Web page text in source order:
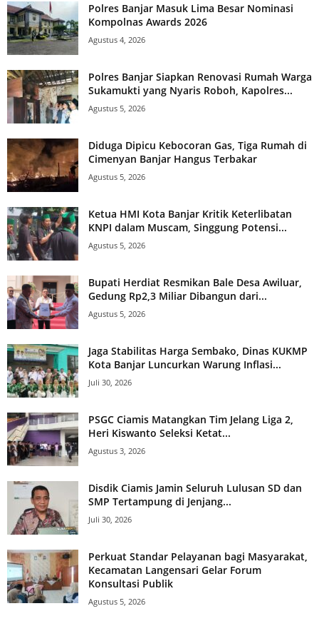
Polres Banjar Masuk Lima Besar Nominasi
Kompolnas Awards 2026
Agustus 4, 2026
Polres Banjar Siapkan Renovasi Rumah Warga
Sukamukti yang Nyaris Roboh, Kapolres...
Agustus 5, 2026
Diduga Dipicu Kebocoran Gas, Tiga Rumah di
Cimenyan Banjar Hangus Terbakar
Agustus 5, 2026
Ketua HMI Kota Banjar Kritik Keterlibatan
KNPI dalam Muscam, Singgung Potensi...
Agustus 5, 2026
Bupati Herdiat Resmikan Bale Desa Awiluar,
Gedung Rp2,3 Miliar Dibangun dari...
Agustus 5, 2026
Jaga Stabilitas Harga Sembako, Dinas KUKMP
Kota Banjar Luncurkan Warung Inflasi...
Juli 30, 2026
PSGC Ciamis Matangkan Tim Jelang Liga 2,
Heri Kiswanto Seleksi Ketat...
Agustus 3, 2026
Disdik Ciamis Jamin Seluruh Lulusan SD dan
SMP Tertampung di Jenjang...
Juli 30, 2026
Perkuat Standar Pelayanan bagi Masyarakat,
Kecamatan Langensari Gelar Forum
Konsultasi Publik
Agustus 5, 2026